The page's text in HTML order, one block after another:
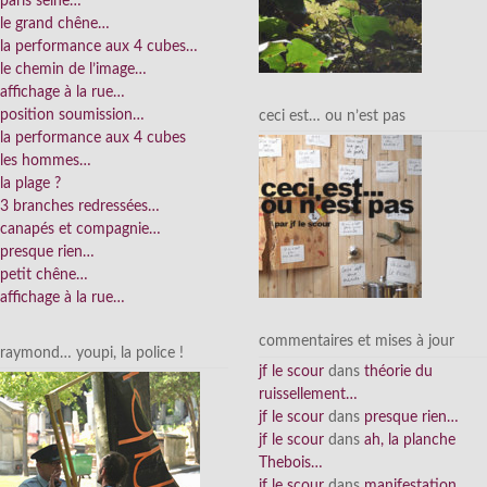
le grand chêne…
la performance aux 4 cubes…
le chemin de l’image…
affichage à la rue…
position soumission…
la performance aux 4 cubes
les hommes…
la plage ?
3 branches redressées…
canapés et compagnie…
presque rien…
petit chêne…
affichage à la rue…
raymond… youpi, la police !
ceci est… ou n’est pas
commentaires et mises à jour
jf le scour dans théorie du
ruissellement…
jf le scour dans presque rien…
jf le scour dans ah, la planche
Thebois…